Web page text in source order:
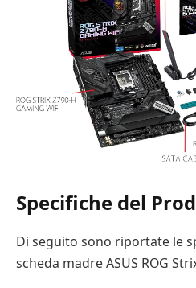
Specifiche del
Di seguito sono riportate le
scheda madre ASUS ROG